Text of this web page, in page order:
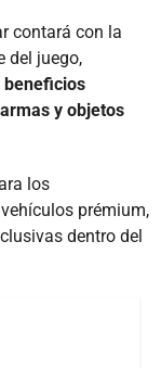
contará con la
del juego,
beneficios
y objetos
los
prémium,
dentro del